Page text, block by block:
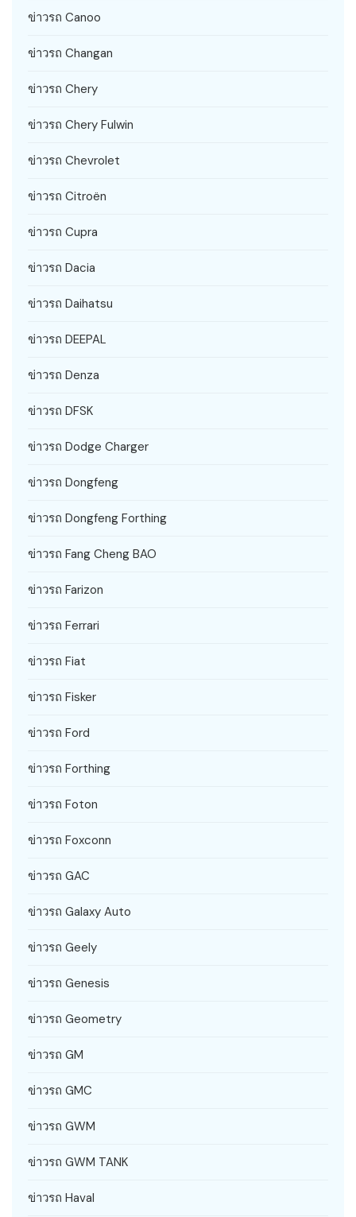
ข่าวรถ Canoo
ข่าวรถ Changan
ข่าวรถ Chery
ข่าวรถ Chery Fulwin
ข่าวรถ Chevrolet
ข่าวรถ Citroën
ข่าวรถ Cupra
ข่าวรถ Dacia
ข่าวรถ Daihatsu
ข่าวรถ DEEPAL
ข่าวรถ Denza
ข่าวรถ DFSK
ข่าวรถ Dodge Charger
ข่าวรถ Dongfeng
ข่าวรถ Dongfeng Forthing
ข่าวรถ Fang Cheng BAO
ข่าวรถ Farizon
ข่าวรถ Ferrari
ข่าวรถ Fiat
ข่าวรถ Fisker
ข่าวรถ Ford
ข่าวรถ Forthing
ข่าวรถ Foton
ข่าวรถ Foxconn
ข่าวรถ GAC
ข่าวรถ Galaxy Auto
ข่าวรถ Geely
ข่าวรถ Genesis
ข่าวรถ Geometry
ข่าวรถ GM
ข่าวรถ GMC
ข่าวรถ GWM
ข่าวรถ GWM TANK
ข่าวรถ Haval